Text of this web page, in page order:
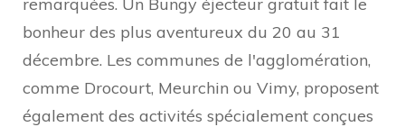
bonheur des plus aventureux du 20 au 31
décembre. Les communes de l'agglomération,
comme Drocourt, Meurchin ou Vimy, proposent
également des activités spécialement conçues